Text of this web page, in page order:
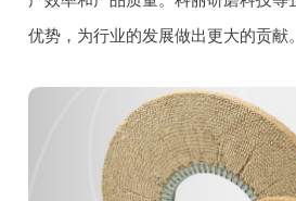
优势，为行业的发展做出更大的贡献。